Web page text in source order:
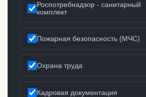
Роспотребнадзор - санитарный
комплект
Пожарная безопасность (МЧС)
Охрана труда
Кадровая документация